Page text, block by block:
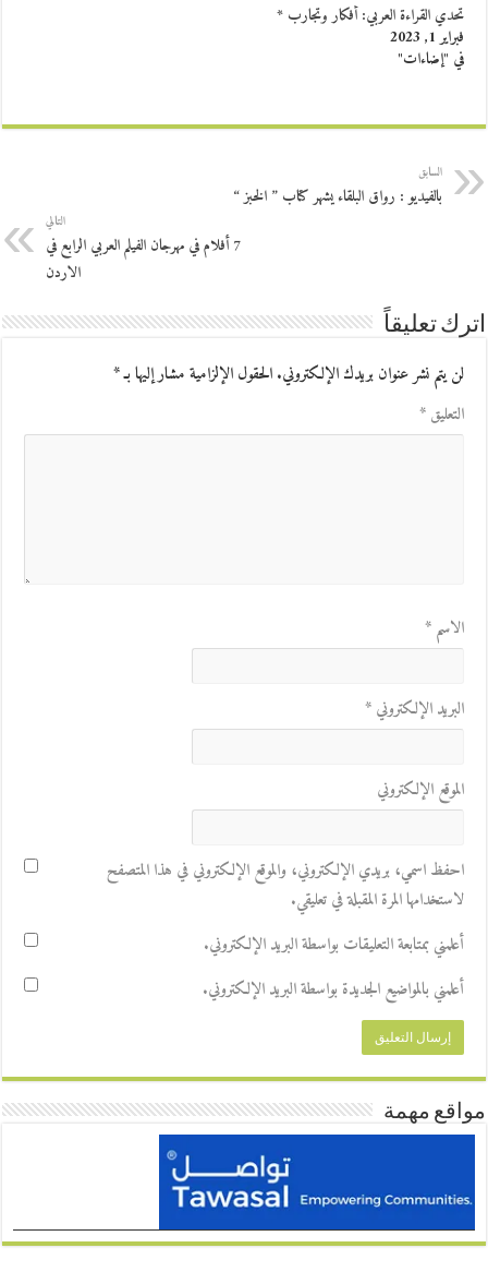
تحدي القراءة العربي: أفكار وتجارب *
فبراير 1, 2023
في "إضاءات"
السابق
بالفيديو : رواق البلقاء يشهر كتاب ” الخبز “
التالي
7 أفلام في مهرجان الفيلم العربي الرابع في
الاردن
اترك تعليقاً
لن يتم نشر عنوان بريدك الإلكتروني.الحقول الإلزامية مشار إليها بـ*
التعليق*
الاسم*
البريد الإلكتروني*
الموقع الإلكتروني
احفظ اسمي، بريدي الإلكتروني، والموقع الإلكتروني في هذا المتصفح
لاستخدامها المرة المقبلة في تعليقي.
أعلمني بمتابعة التعليقات بواسطة البريد الإلكتروني.
أعلمني بالمواضيع الجديدة بواسطة البريد الإلكتروني.
مواقع مهمة